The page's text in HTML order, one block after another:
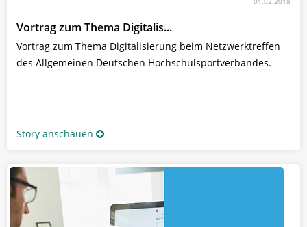
Vortrag zum Thema Digitalis...
Vortrag zum Thema Digitalisierung beim Netzwerktreffen
des Allgemeinen Deutschen Hochschulsportverbandes.
Story anschauen